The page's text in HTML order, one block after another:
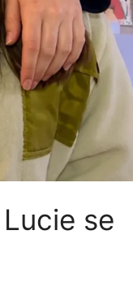
se